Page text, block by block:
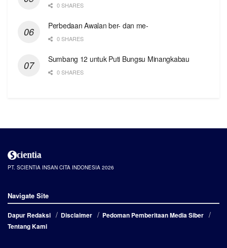
0 SHARES
Perbedaan Awalan ber- dan me-
0 SHARES
Sumbang 12 untuk Puti Bungsu Minangkabau
0 SHARES
PT. SCIENTIA INSAN CITA INDONESIA 2026
Navigate Site
Dapur Redaksi Disclaimer
Pedoman Pemberitaan Media Siber
Tentang Kami